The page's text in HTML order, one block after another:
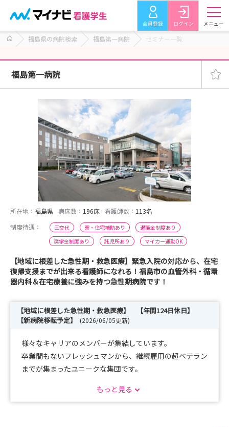
会員登録 ログイン メニュー
福島県の病院検索 福島第一病院 セミナー一覧
福島第一病院
所在地： 福島県 病床数： 196床 看護師数： 113名
制度待遇：
三交代 寮・住宅補助あり
退職金制度あり
奨学金制度あり
託児所あり マイカー通勤OK
【地域に根差した急性期・救急医療】緊急入院の対応から、在宅
復帰支援までが出来る看護師になれる！福島市の血管外科・循環
器内科＆在宅療養に強みを持つ急性期病院です！
【地域に根差した急性期・救急医療】 【年間124日休日】
【新病院移転予定】
(2026/06/05更新)
様々なキャリアのメンバーが集結しています。
卒業間もないフレッシュマンから、継続雇用の超ベテラン
までが集まったユニークな集団です。
事とプライベートの両立を目指しています。
もっと見る